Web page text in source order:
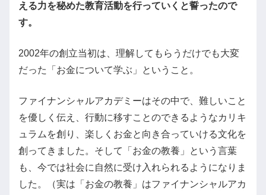
える力を秘めた教育活動を行っていくと誓ったので
す。
2002年の創立当初は、理解してもらうだけでも大変
だった「お金について学ぶ」ということ。
ファイナンシャルアカデミーはその中で、難しいこと
を優しく伝え、行動に移すことのできるようなカリキ
ュラムを創り、楽しくお金と向き合っていける文化を
創ってきました。そして「お金の教養」という言葉
も、今では社会に自然に受け入れられるようになりま
した。（実は「お金の教養」はファイナンシャルアカ